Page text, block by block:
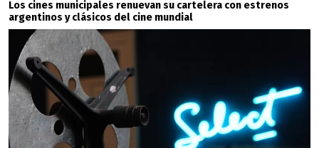
Los cines municipales renuevan su cartelera con estrenos
argentinos y clásicos del cine mundial